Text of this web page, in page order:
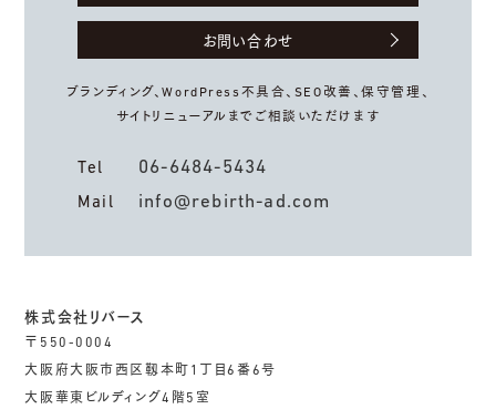
お問い合わせ
ブランディング、WordPress不具合、 SEO改善、保守管理、
サイトリニューアルまでご相談いただけます
Tel 06-6484-5434
Mail info@rebirth-ad.com
株式会社リバース
〒550-0004
大阪府大阪市西区靱本町1丁目6番6号
大阪華東ビルディング4階5室